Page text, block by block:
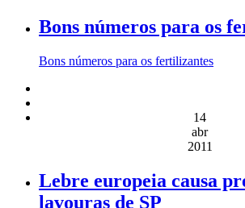
Bons números para os
Bons números para os fertilizantes
14
abr
2011
Lebre europeia causa
lavouras de SP